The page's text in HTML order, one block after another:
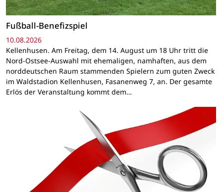
Fußball-Benefizspiel
10.08.2026
Kellenhusen. Am Freitag, dem 14. August um 18 Uhr tritt die
Nord-Ostsee-Auswahl mit ehemaligen, namhaften, aus dem
norddeutschen Raum stammenden Spielern zum guten Zweck
im Waldstadion Kellenhusen, Fasanenweg 7, an. Der gesamte
Erlös der Veranstaltung kommt dem…